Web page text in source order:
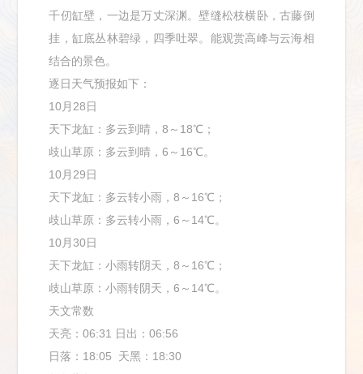
千仞缸壁，一边是万丈深渊。壁缝松枝横卧，古藤倒
挂，缸底丛林碧绿，四季吐翠。能观赏高峰与云海相
结合的景色。
逐日天气预报如下：
10月28日
天下龙缸：多云到晴，8～18℃；
歧山草原：多云到晴，6～16℃。
10月29日
天下龙缸：多云转小雨，8～16℃；
歧山草原：多云转小雨，6～14℃。
10月30日
天下龙缸：小雨转阴天，8～16℃；
歧山草原：小雨转阴天，6～14℃。
天文常数
天亮：06:31 日出：06:56
日落：18:05 天黑：18:30